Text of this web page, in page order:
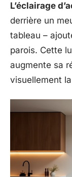
L’éclairage
derrière un
tableau –
parois. Cette
augmente sa
visuellement